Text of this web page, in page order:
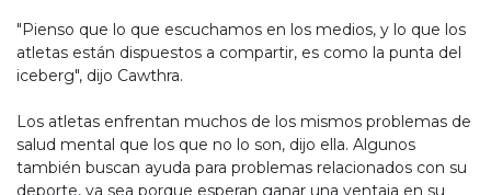
"Pienso que lo que escuchamos en los medios, y lo que los
atletas están dispuestos a compartir, es como la punta del
iceberg", dijo Cawthra.
Los atletas enfrentan muchos de los mismos problemas de
salud mental que los que no lo son, dijo ella. Algunos
también buscan ayuda para problemas relacionados con su
deporte, ya sea porque esperan ganar una ventaja en su